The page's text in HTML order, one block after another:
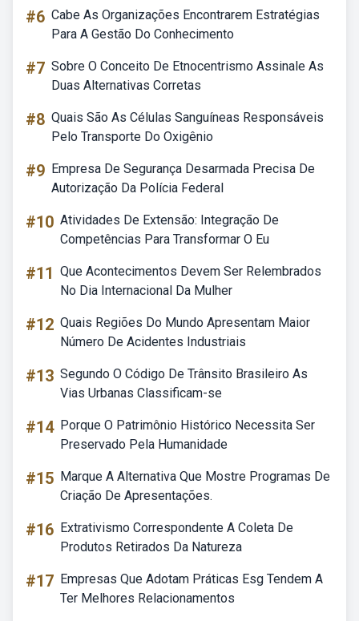
#6 Cabe As Organizações Encontrarem Estratégias
Para A Gestão Do Conhecimento
#7 Sobre O Conceito De Etnocentrismo Assinale As
Duas Alternativas Corretas
#8 Quais São As Células Sanguíneas Responsáveis
Pelo Transporte Do Oxigênio
#9 Empresa De Segurança Desarmada Precisa De
Autorização Da Polícia Federal
#10 Atividades De Extensão: Integração De
Competências Para Transformar O Eu
#11 Que Acontecimentos Devem Ser Relembrados
No Dia Internacional Da Mulher
#12 Quais Regiões Do Mundo Apresentam Maior
Número De Acidentes Industriais
#13 Segundo O Código De Trânsito Brasileiro As
Vias Urbanas Classificam-se
#14 Porque O Patrimônio Histórico Necessita Ser
Preservado Pela Humanidade
#15 Marque A Alternativa Que Mostre Programas De
Criação De Apresentações.
#16 Extrativismo Correspondente A Coleta De
Produtos Retirados Da Natureza
#17 Empresas Que Adotam Práticas Esg Tendem A
Ter Melhores Relacionamentos